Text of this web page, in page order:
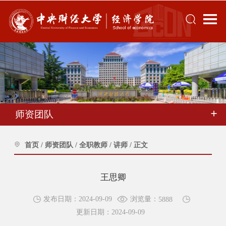
师资团队
首页 / 师资团队 / 全职教师 / 讲师 / 正文
王思卿
发布日期：2024-09-09 浏览量： 5888
更新日期：2024-09-09